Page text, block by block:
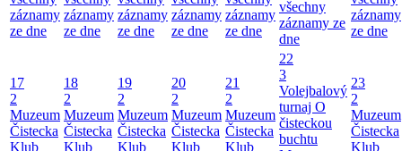
záznamy
ze dne
záznamy
ze dne
záznamy
ze dne
záznamy
ze dne
záznamy
ze dne
všechny
záznamy ze
dne
záznamy
ze dne
17
2
Muzeum
Čistecka
Klub
18
2
Muzeum
Čistecka
Klub
19
2
Muzeum
Čistecka
Klub
20
2
Muzeum
Čistecka
Klub
21
2
Muzeum
Čistecka
Klub
22
3
Volejbalový
turnaj O
čisteckou
buchtu
23
2
Muzeum
Čistecka
Klub